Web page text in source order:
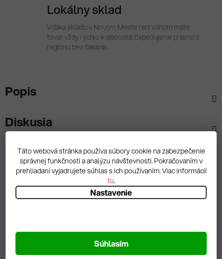
Táto webová stránka používa súbory cookie na zabezpečenie
správnej funkčnosti a analýzu návštevnosti. Pokračovaním v
prehliadaní vyjadrujete súhlas s ich používaním. Viac informácií
tu.
Nastavenie
Súhlasím
Lokálny sklad
Vďaka skladu v Novom Meste nad Váhom máte
tovar vždy rýchlo k dispozícii. Expedujeme priamo z
regiónu, bez čakania.
Popis
Diskusia
Spätná väzba